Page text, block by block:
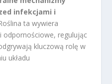
infekcjami i
ta wywiera
odpornościowe, regulując
kluczową rolę w
układu